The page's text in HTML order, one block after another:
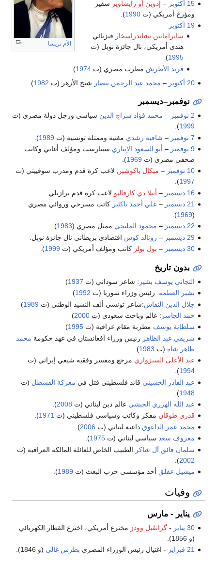
الأم تريسا
15 أكتوبر – إدوين أو رايشاوير سفير
ومؤرخ أمريكي (ت1990
).
19 أكتوبر
سابرامانين تشاندراسخار فيزيائي
هندي أمريكي، نال جائزة نوبل (ت
1995
)
فريد الأطرش مطرب مصري (ت 1974
)
20 أكتوبر
– محمد عبد الرحمن بيصار شيخ الأزهر (ت 1982
).
نوفمبر–ديسمبر
2 نوفمبر – محمد فؤاد سراج الدين سياسي ورجل دولة مصري (ت
1999
).
7 نوفمبر
– شافية رشدي مغنية وممثلة تونسية (ت 1989
).
9 نوفمبر
– أبو السعود الإبياري سينارست ومؤلف أغاني وكاتب
صحفي مصري (ت 1969
).
10 نوفمبر
– ميكال ياكوشين لاعب كرة قدم ومدرب سوفييتي (ت
1997
).
16 ديسمبر
– أتيلا دي كارفاليو لاعب كرة قدم برازيلي.
21 ديسمبر
– علي أحمد باكثير كاتب مسرحي وروائي مصري
(
1969
).
22 ديسمبر
– محمود المليجي ممثل مصري (1983
).
29 ديسمبر
– رونالد كوس اقتصادي بريطاني نال جائزة نوبل.
30 ديسمبر
– بول بولز كاتب ومؤلف أمريكي (ت 1999
).
بدون تاريخ
التجاني يوسف بشير : شاعر سوداني (ت 1937
)
بشير العظمة: رئيس وزراء سوريا (ت 1992
)
جلال الدين النقاش:شاعر تونسي ألف النشيد الوطني (ت 1989
)
حمد الجاسر : عالم وباحث سعودي (ت2000
)
سلطانة يوسف مطربة مقام عراقية (ت1995
)
شريفي عبد الظاهر رئيس وزراء أفغانستان في عهد حكومة محمد
ظاهر شاه (ت 1983
)
عبد الأعلى السبزواري مرجع ومفسر وفقيه شيعي إيراني (ت
1994
).
عبد القادر الحسيني قائد فلسطيني قتل في معركة القسطل (ت
1948
).
عبد الله الهرري الحبشي عالم دين لبناني (ت 2008
).
قدري طوقان مفكر وكاتب وسياسي فلسطيني (ت 1971
).
محمد عمر الداعوق داعية لبناني (ت 2006
).
معروف سعد سياسي لبناني (ت1975
).
سلمان فائق آل شاكر الطبيب الخاص للعائلة المالكة العراقية (ت
2002
).
ميشيل عفلق أحد مؤسسي حزب البعث (ت 1989
).
وفيات
يناير - مارس
30 يناير -گرانڤيل وودز مخترع أمريكي، اخترع القطار الكهربائي
(و 1856).
21 فبراير
- اغتيال رئيس الوزراء المصري بطرس غالي (و 1846).